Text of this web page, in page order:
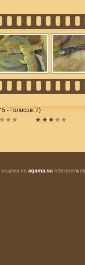
5 - Голосов: 7)
ссылка на agama.su